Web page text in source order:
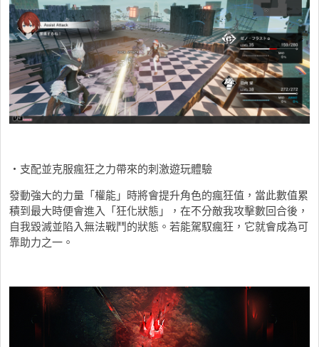
・支配並克服瘋狂之力帶來的刺激遊玩體驗
發動強大的力量「權能」時將會提升角色的瘋狂值，當此數值累
積到最大時便會進入「狂化狀態」，在不分敵我攻擊數回合後，
自我毀滅並陷入無法戰鬥的狀態。若能駕馭瘋狂，它就會成為可
靠助力之一。